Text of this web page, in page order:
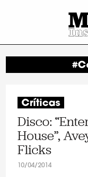
Críticas
Disco:
House”,
Flicks
10/04/2014